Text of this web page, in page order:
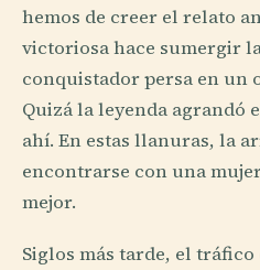
hemos de creer el relato
victoriosa hace sumergir
conquistador persa en un
Quizá la leyenda agrandó
ahí. En estas llanuras, la
encontrarse con una
mejor.
Siglos más tarde, el